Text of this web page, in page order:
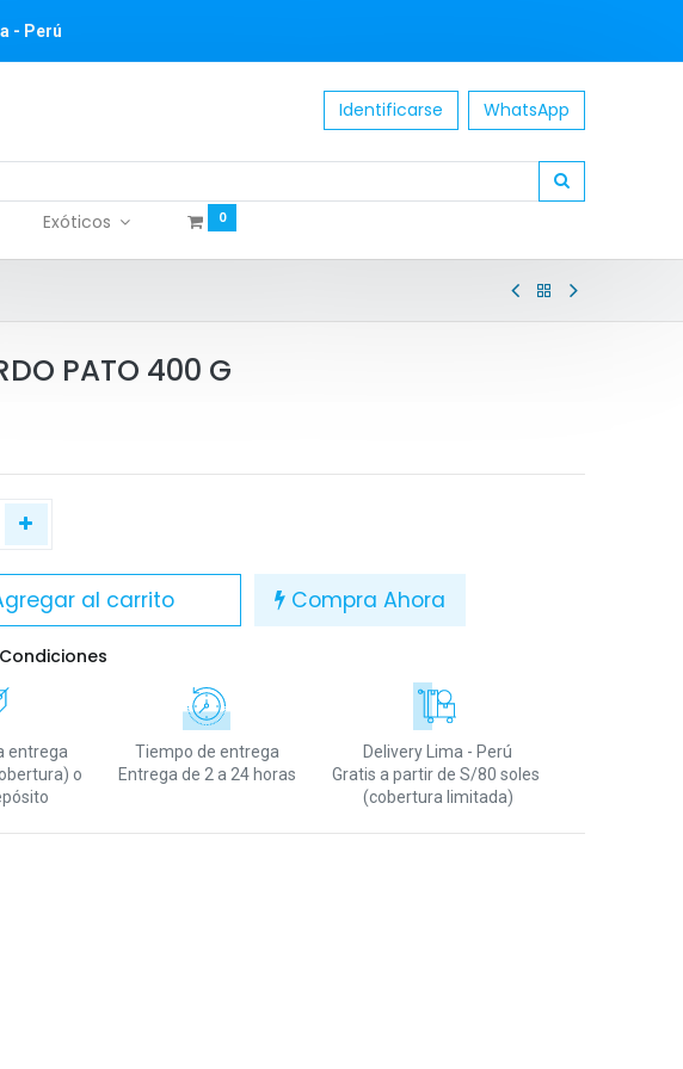
- Perú
Identificarse WhatsApp
Exóticos 0
PATO 400 G
al carrito Compra Ahora
entrega
o
Tiempo de entrega
Entrega de 2 a 24 horas
Delivery Lima - Perú
Gratis a partir de S/80 soles
(cobertura limitada)